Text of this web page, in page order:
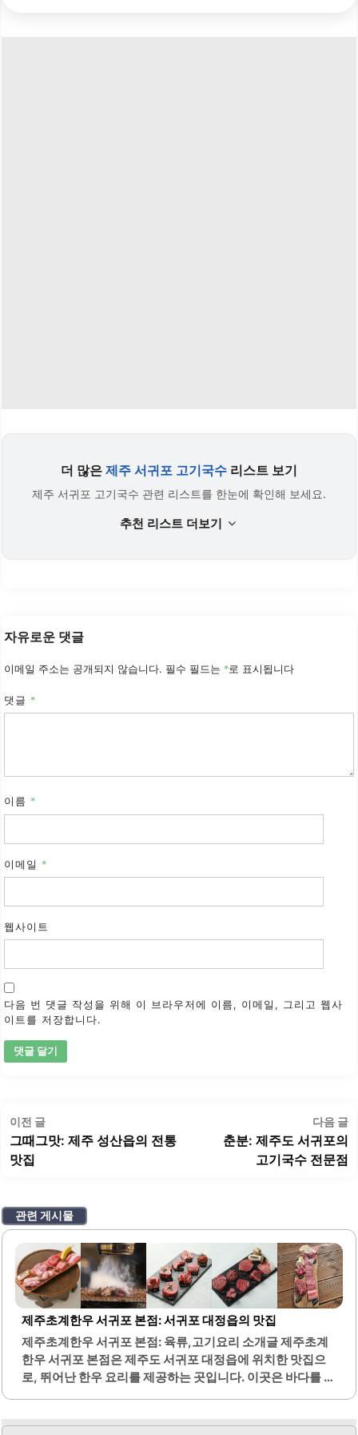
더 많은 제주 서귀포 고기국수리스트 보기
제주 서귀포 고기국수 관련 리스트를 한눈에 확인해 보세요.
추천 리스트 더보기
자유로운 댓글
이메일 주소는 공개되지 않습니다. 필수 필드는 *로 표시됩니다
댓글 *
이름 *
이메일 *
웹사이트
다음 번 댓글 작성을 위해 이 브라우저에 이름, 이메일, 그리고 웹사
이트를 저장합니다.
글
탐
색
이전 글이
전
그때그맛: 제주 성산읍의 전통
맛집
다음 글
춘분: 제주도 서귀포의
고기국수 전문점
관련 게시물
제주초계한우 서귀포 본점: 서귀포 대정읍의 맛집
제주초계한우 서귀포 본점: 육류,고기요리 소개글 제주초계
한우 서귀포 본점은 제주도 서귀포 대정읍에 위치한 맛집으
로, 뛰어난 한우 요리를 제공하는 곳입니다. 이곳은 바다를 바
험을 선사합니다.제주초계한우는 신선한 2++ 숙성 한우를